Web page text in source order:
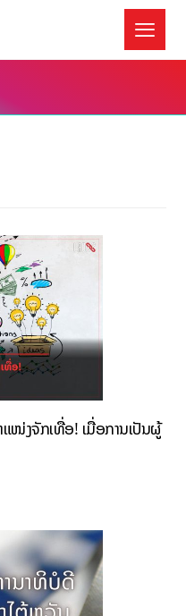
ໜ່ງຈັກເທື່ອ! ເມື່ອການເປັນຜູ້